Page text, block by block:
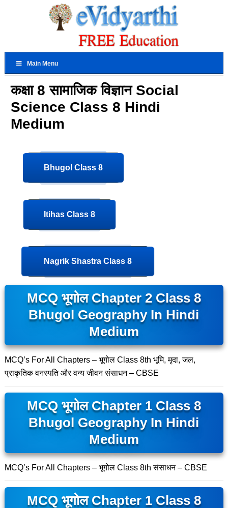
Main Menu
कक्षा 8 सामाजिक विज्ञान Social
Science Class 8 Hindi
Medium
Bhugol Class 8
Itihas Class 8
Nagrik Shastra Class 8
MCQ भूगोल Chapter 2 Class 8
Bhugol Geography In Hindi
Medium
MCQ’s For All Chapters – भूगोल Class 8th भूमि, मृदा, जल,
प्राकृतिक वनस्पति और वन्य जीवन संसाधन – CBSE
MCQ भूगोल Chapter 1 Class 8
Bhugol Geography In Hindi
Medium
MCQ’s For All Chapters – भूगोल Class 8th संसाधन – CBSE
MCQ भूगोल Chapter 1 Class 8